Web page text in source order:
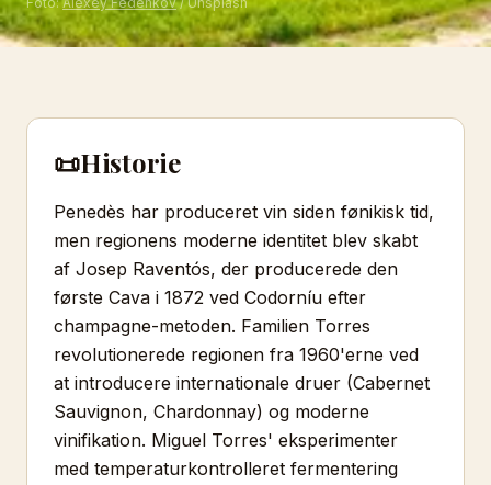
📜Historie
Penedès har produceret vin siden fønikisk tid,
men regionens moderne identitet blev skabt
af Josep Raventós, der producerede den
første Cava i 1872 ved Codorníu efter
champagne-metoden. Familien Torres
revolutionerede regionen fra 1960'erne ved
at introducere internationale druer (Cabernet
Sauvignon, Chardonnay) og moderne
vinifikation. Miguel Torres' eksperimenter
med temperaturkontrolleret fermentering